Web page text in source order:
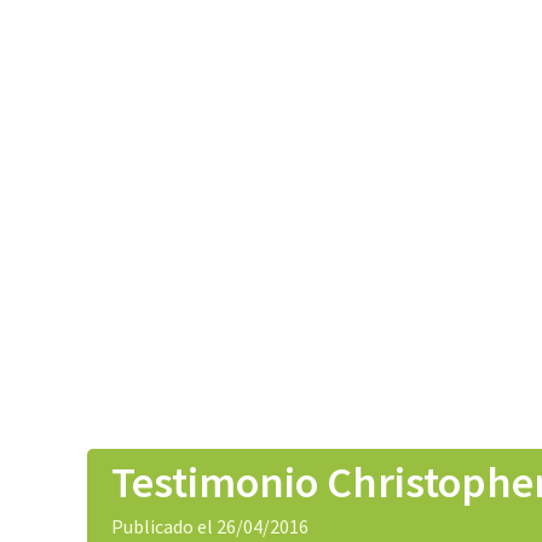
Testimonio
Publicado el 26/04/2016